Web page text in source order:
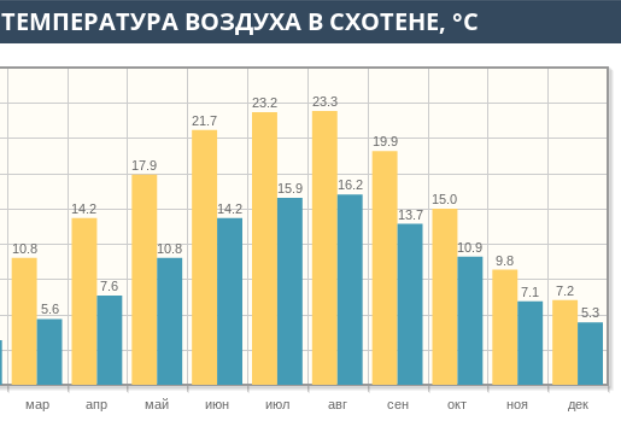
ТЕМПЕРАТУРА ВОЗДУХА В СХОТЕНЕ, °C
мар апр май июн июл авг сен окт ноя дек
7.2
9.8
15.0
19.9
23.3
23.2
21.7
17.9
14.2
10.8
5.3
7.1
10.9
13.7
16.2
15.9
14.2
10.8
7.6
5.6